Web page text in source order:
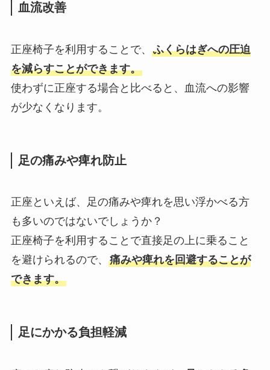
血流改善
正座椅子を利用することで、 ふくらはぎへの圧迫
を減らすことができます。
使わずに正座する場合と比べると、血流への影響
が少なくなります。
足の痛みや痺れ防止
正座といえば、足の痛みや痺れを思い浮かべる方
も多いのではないでしょうか？
正座椅子を利用することで直接足の上に乗ること
を避けられるので、 痛みや痺れを回避することが
できます。
足にかかる負担軽減